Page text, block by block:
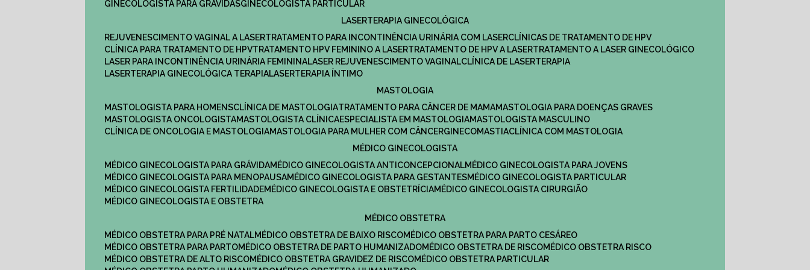
GINECOLOGISTA PARA GRÁVIDAS
GINECOLOGISTA PARTICULAR
LASERTERAPIA GINECOLÓGICA
REJUVENESCIMENTO VAGINAL A LASER
TRATAMENTO PARA INCONTINÊNCIA URINÁRIA COM LASER
CLÍNICAS DE TRATAMENTO DE HPV
CLÍNICA PARA TRATAMENTO DE HPV
TRATAMENTO HPV FEMININO A LASER TRATAMENTO DE HPV A LASER
TRATAMENTO A LASER GINECOLÓGICO
LASER PARA INCONTINÊNCIA URINÁRIA FEMININA LASER REJUVENESCIMENTO VAGINAL
CLÍNICA DE LASERTERAPIA
LASERTERAPIA GINECOLÓGICA TERAPIA LASERTERAPIA ÍNTIMO
MASTOLOGIA
MASTOLOGISTA PARA HOMENS
CLÍNICA DE MASTOLOGIA TRATAMENTO PARA CÂNCER DE MAMA
MASTOLOGIA PARA DOENÇAS GRAVES
MASTOLOGISTA ONCOLOGISTA
MASTOLOGISTA CLÍNICA ESPECIALISTA EM MASTOLOGIA
MASTOLOGISTA MASCULINO
CLÍNICA DE ONCOLOGIA E MASTOLOGIA
MASTOLOGIA PARA MULHER COM CÂNCER GINECOMASTIA
CLÍNICA COM MASTOLOGIA
MÉDICO GINECOLOGISTA
MÉDICO GINECOLOGISTA PARA GRÁVIDA
MÉDICO GINECOLOGISTA ANTICONCEPCIONAL
MÉDICO GINECOLOGISTA PARA JOVENS
MÉDICO GINECOLOGISTA PARA MENOPAUSA
MÉDICO GINECOLOGISTA PARA GESTANTES
MÉDICO GINECOLOGISTA PARTICULAR
MÉDICO GINECOLOGISTA FERTILIDADE
MÉDICO GINECOLOGISTA E OBSTETRÍCIA
MÉDICO GINECOLOGISTA CIRURGIÃO
MÉDICO GINECOLOGISTA E OBSTETRA
MÉDICO OBSTETRA
MÉDICO OBSTETRA PARA PRÉ NATAL
MÉDICO OBSTETRA DE BAIXO RISCO
MÉDICO OBSTETRA PARA PARTO CESÁREO
MÉDICO OBSTETRA PARA PARTO
MÉDICO OBSTETRA DE PARTO HUMANIZADO MÉDICO OBSTETRA DE RISCO
MÉDICO OBSTETRA RISCO
MÉDICO OBSTETRA DE ALTO RISCO
MÉDICO OBSTETRA GRAVIDEZ DE RISCO
MÉDICO OBSTETRA PARTICULAR